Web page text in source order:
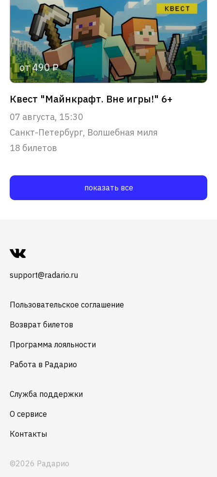
от 490 ₽
Квест "Майнкрафт. Вне игры!" 6+
07 августа, 15:30
Санкт-Петербург, Волшебная миля
18 билетов
показать все
support@radario.ru
Пользовательское соглашение
Возврат билетов
Программа лояльности
Работа в Радарио
Служба поддержки
О сервисе
Контакты
©2026 Радарио